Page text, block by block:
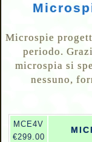
Microspie
periodo.
microspia si
nessuno,
MCE4V
€299.00